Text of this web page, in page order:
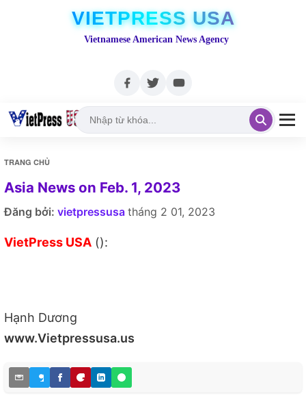
VIETPRESS USA
Vietnamese American News Agency
TRANG CHỦ
Asia News on Feb. 1, 2023
Đăng bởi: vietpressusa tháng 2 01, 2023
VietPress USA ():
Hạnh Dương
www.Vietpressusa.us